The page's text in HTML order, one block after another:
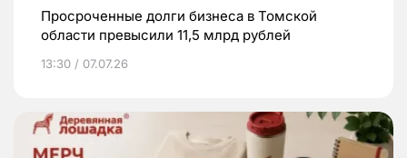
Просроченные долги бизнеса в Томской
области превысили 11,5 млрд рублей
13:30 / 07.07.26